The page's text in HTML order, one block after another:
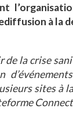
à la
de la crise
sites à